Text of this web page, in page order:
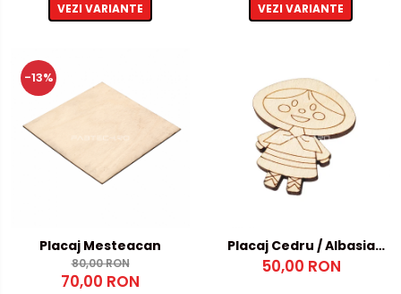
VEZI VARIANTE VEZI VARIANTE
-13%
Placaj Mesteacan
80,00 RON
70,00 RON
Placaj Cedru / Albasia
4mm
50,00 RON